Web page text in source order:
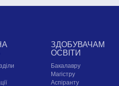
ЗДОБУВАЧАМ
ОСВІТИ
Бакалавру
Магістру
Аспіранту